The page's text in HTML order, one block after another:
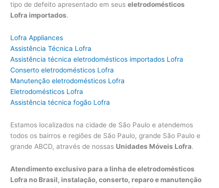
tipo de defeito apresentado em seuseletrodomésticos
Lofra importados.
Lofra Appliances
Assistência Técnica Lofra
Assistência técnica eletrodomésticos importados Lofra
Conserto eletrodomésticos Lofra
Manutenção eletrodomésticos Lofra
Eletrodomésticos Lofra
Assistência técnica fogão Lofra
Estamos localizados na cidade de São Paulo e atendemos
todos os bairros e regiões de São Paulo, grande São Paulo e
grande ABCD, através de nossas Unidades Móveis Lofra.
Atendimento exclusivo para a linha de eletrodomésticos
Lofra no Brasil, instalação, conserto, reparo e manutenção